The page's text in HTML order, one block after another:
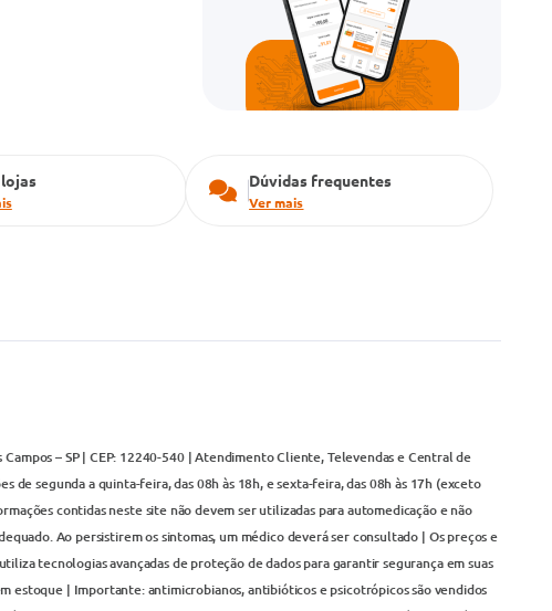
Dúvidas frequentes
Ver mais
– SP | CEP: 12240-540 | Atendimento Cliente, Televendas e Central de
de segunda a quinta-feira, das 08h às 18h, e sexta-feira, das 08h às 17h (exceto
contidas neste site não devem ser utilizadas para automedicação e não
Ao persistirem os sintomas, um médico deverá ser consultado | Os preços e
tecnologias avançadas de proteção de dados para garantir segurança em suas
estoque | Importante: antimicrobianos, antibióticos e psicotrópicos são vendidos